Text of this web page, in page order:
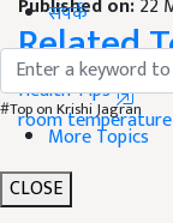
संपर्क
#Top on Krishi Jagran
More Topics
CLOSE
Published on:22
Related
Health Tips
room temperature